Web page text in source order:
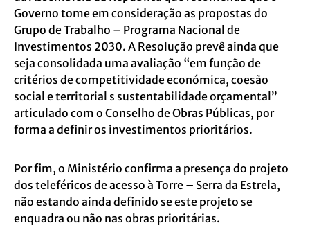
Governo tome em consideração as propostas do
Grupo de Trabalho – Programa Nacional de
Investimentos 2030. A Resolução prevê ainda que
seja consolidada uma avaliação “em função de
critérios de competitividade económica, coesão
social e territorial s sustentabilidade orçamental”
articulado com o Conselho de Obras Públicas, por
forma a definir os investimentos prioritários.
Por fim, o Ministério confirma a presença do projeto
dos teleféricos de acesso à Torre – Serra da Estrela,
não estando ainda definido se este projeto se
enquadra ou não nas obras prioritárias.